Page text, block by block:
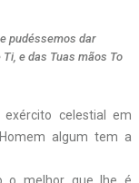
pudéssemos dar
e das Tuas mãos To
celestial em
algum tem a
o melhor que lhe é